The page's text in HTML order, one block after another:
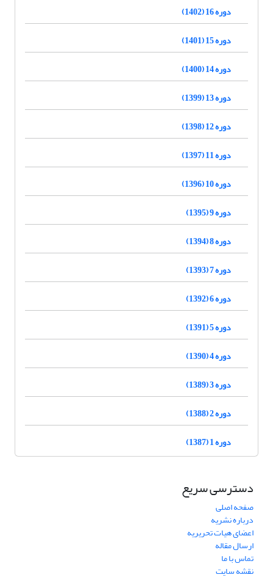
دوره 16 (1402)
دوره 15 (1401)
دوره 14 (1400)
دوره 13 (1399)
دوره 12 (1398)
دوره 11 (1397)
دوره 10 (1396)
دوره 9 (1395)
دوره 8 (1394)
دوره 7 (1393)
دوره 6 (1392)
دوره 5 (1391)
دوره 4 (1390)
دوره 3 (1389)
دوره 2 (1388)
دوره 1 (1387)
دسترسی سریع
صفحه اصلی
درباره نشریه
اعضای هیات تحریریه
ارسال مقاله
تماس با ما
نقشه سایت